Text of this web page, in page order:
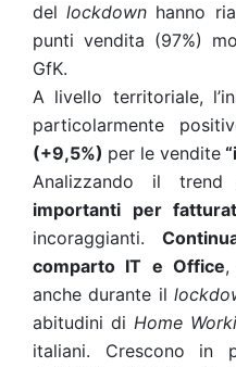
dellockdown hanno
punti vendita (97%)
GfK.
A livello territoriale,
particolarmente
(+9,5%) per le vendite
Analizzando il trend
importanti per
incoraggianti.
comparto IT e Office,
anche durante il
abitudini di Home
italiani. Crescono in